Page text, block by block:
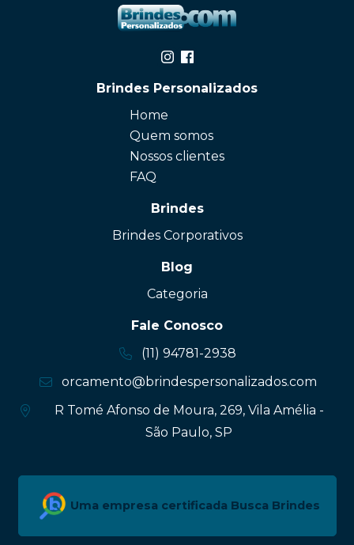
Brindes Personalizados
Home
Quem somos
Nossos clientes
FAQ
Brindes
Brindes Corporativos
Blog
Categoria
Fale Conosco
(11) 94781-2938
orcamento@brindespersonalizados.com
R Tomé Afonso de Moura, 269, Vila Amélia -
São Paulo, SP
Uma empresa certificada Busca Brindes